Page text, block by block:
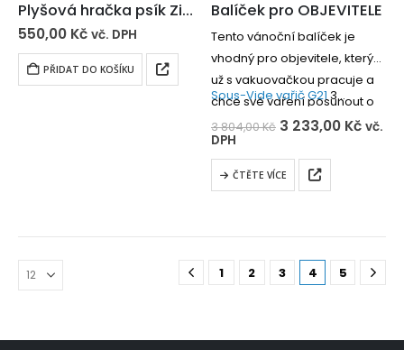
Plyšová hračka psík Zikmund
550,00 Kč vč. DPH
PŘIDAT DO KOŠÍKU
Balíček pro OBJEVITELE
Tento vánoční balíček je
vhodný pro objevitele, který
už s vakuovačkou pracuje a
chce své vaření posunout o
level výš s pomalým vařením
sous-vide.
Sous-Vide vařič G213…
3 804,00Kč 3 233,00 Kč vč.
DPH
ČTĚTE VÍCE
1 2 3 4 5